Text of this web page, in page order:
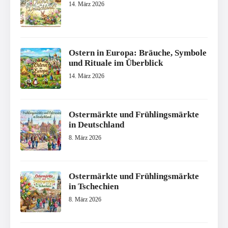
14. März 2026
Ostern in Europa: Bräuche, Symbole
und Rituale im Überblick
14. März 2026
Ostermärkte und Frühlingsmärkte
in Deutschland
8. März 2026
Ostermärkte und Frühlingsmärkte
in Tschechien
8. März 2026